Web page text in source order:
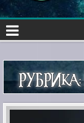
РУБРИКА: